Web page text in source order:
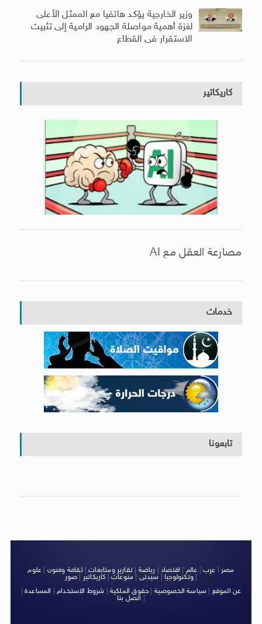
وزير الخارجية يؤكد هاتفيا مع الممثل الأعلى
لغزة أهمية مواصلة الجهود الرامية إلى تثبيت
الاستقرار فى القطاع
كاريكاتير
مصارعة العقل مع AI
خدمات
تابعونا
مصر عرب عالم اقتصاد رياضة |تقارير ومتابعات|ثقافة وفنون
علوم
وتكنولوجيا| سيدتى منوعات كاريكاتير صور
|
عن الموقع
سياسة الخصوصية حقوق الملكية شروط الاستخدام| المساعدة|
اتصل بنا